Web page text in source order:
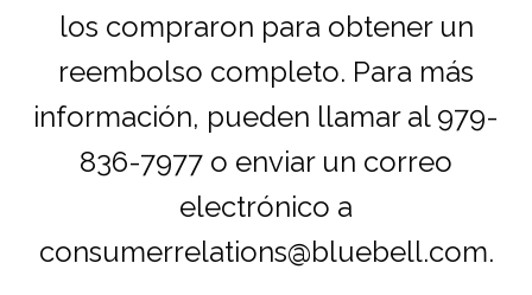
los compraron para obtener un
reembolso completo. Para más
información, pueden llamar al 979-
836-7977 o enviar un correo
electrónico a
consumerrelations@bluebell.com.